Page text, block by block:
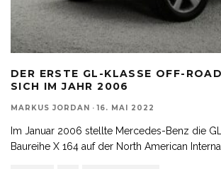
DER ERSTE GL-KLASSE OFF-
SICH IM JAHR 2006
MARKUS JORDAN · 16. MAI 2022
Im Januar 2006 stellte Mercedes-Benz die
Baureihe X 164 auf der North American